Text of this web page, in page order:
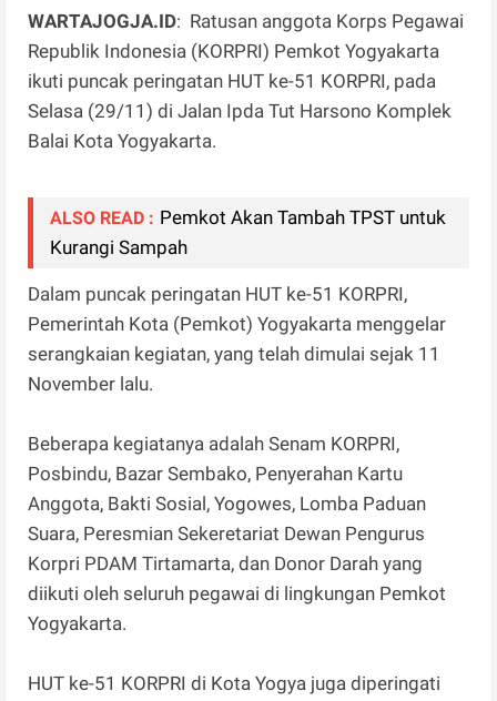
WARTAJOGJA.ID: Ratusan anggota Korps Pegawai
Republik Indonesia (KORPRI) Pemkot Yogyakarta
ikuti puncak peringatan HUT ke-51 KORPRI, pada
Selasa (29/11) di Jalan Ipda Tut Harsono Komplek
Balai Kota Yogyakarta.
ALSO READ : Pemkot Akan Tambah TPST untuk
Kurangi Sampah
Dalam puncak peringatan HUT ke-51 KORPRI,
Pemerintah Kota (Pemkot) Yogyakarta menggelar
serangkaian kegiatan, yang telah dimulai sejak 11
November lalu.
Beberapa kegiatanya adalah Senam KORPRI,
Posbindu, Bazar Sembako, Penyerahan Kartu
Anggota, Bakti Sosial, Yogowes, Lomba Paduan
Suara, Peresmian Sekeretariat Dewan Pengurus
Korpri PDAM Tirtamarta, dan Donor Darah yang
diikuti oleh seluruh pegawai di lingkungan Pemkot
Yogyakarta.
HUT ke-51 KORPRI di Kota Yogya juga diperingati